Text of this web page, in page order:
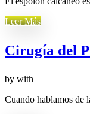
Leer Más
Cirugía del
by with
Cuando hablamos de